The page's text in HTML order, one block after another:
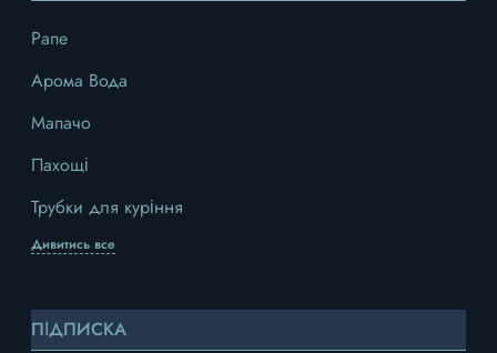
Рапе
Арома Вода
Мапачо
Пахощі
Трубки для куріння
Дивитись все
ПІДПИСКА